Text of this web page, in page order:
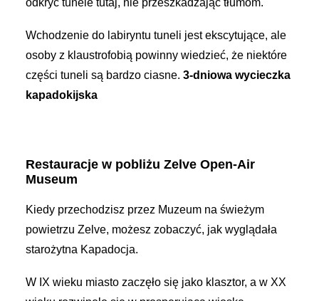
odkryć tunele tutaj, nie przeszkadzając tłumom.
Wchodzenie do labiryntu tuneli jest ekscytujące, ale
osoby z klaustrofobią powinny wiedzieć, że niektóre
części tuneli są bardzo ciasne. 3-dniowa wycieczka
kapadokijska
Restauracje w pobliżu Zelve Open-Air
Museum
Kiedy przechodzisz przez Muzeum na świeżym
powietrzu Zelve, możesz zobaczyć, jak wyglądała
starożytna Kapadocja.
W IX wieku miasto zaczęło się jako klasztor, a w XX